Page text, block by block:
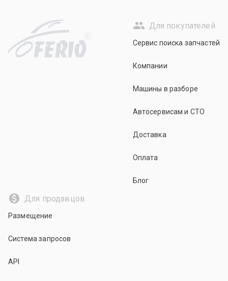
R
Для покупателей
Сервис поиска запчастей
Компании
Машины в разборе
Автосервисам и СТО
Доставка
Оплата
Блог
Для продавцов
Размещение
Система запросов
API